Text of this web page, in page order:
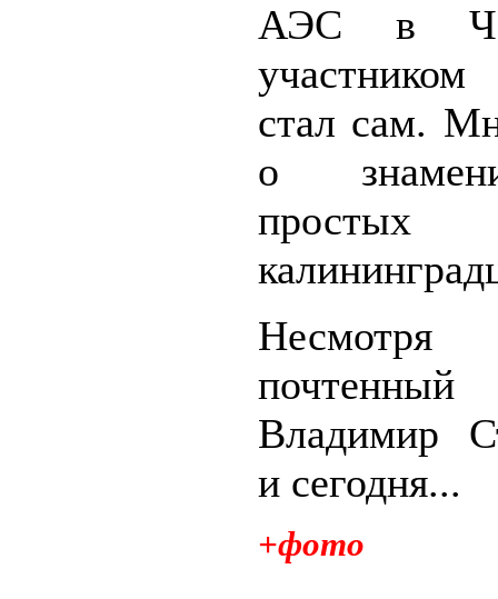
АЭС в
стал сам.
о
простых
почтенный
Владимир
и сегодня...
+фото